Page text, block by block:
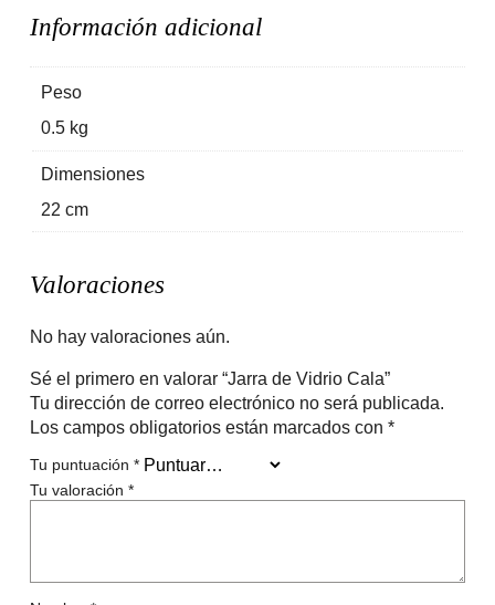
Información adicional
Peso
0.5 kg
Dimensiones
22 cm
Valoraciones
No hay valoraciones aún.
Sé el primero en valorar “Jarra de Vidrio Cala”
Tu dirección de correo electrónico no será publicada.
Los campos obligatorios están marcados con *
Tu puntuación *
Tu valoración *